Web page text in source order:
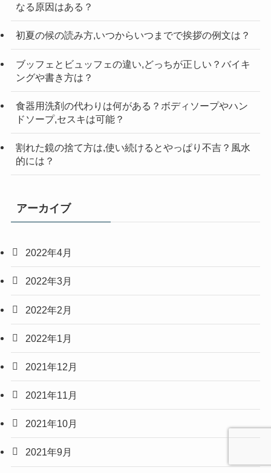
なる原因はある？
初夏の候の読み方,いつからいつまでで挨拶の例文は？
ブッフェとビュッフェの違い,どっちが正しい？バイキ
ングや書き方は？
食器用洗剤の代わりは何がある？ボディソープやハン
ドソープ,セスキは可能？
割れた鏡の捨て方は,使い続けるとやっぱり不吉？風水
的には？
アーカイブ
2022年4月
2022年3月
2022年2月
2022年1月
2021年12月
2021年11月
2021年10月
2021年9月